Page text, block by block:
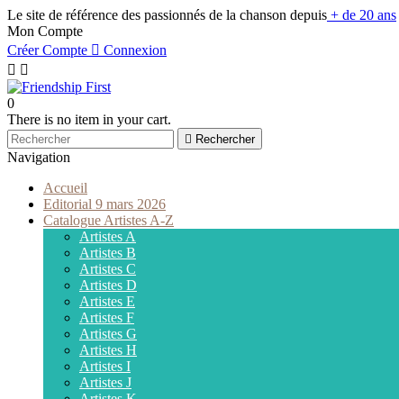
Le site de référence des passionnés de la chanson depuis + de 20 ans
Mon Compte
Créer Compte  Connexion
 
0
There is no item in your cart.
 Rechercher
Navigation
Accueil
Editorial 9 mars 2026
Catalogue Artistes A-Z
Artistes A
Artistes B
Artistes C
Artistes D
Artistes E
Artistes F
Artistes G
Artistes H
Artistes I
Artistes J